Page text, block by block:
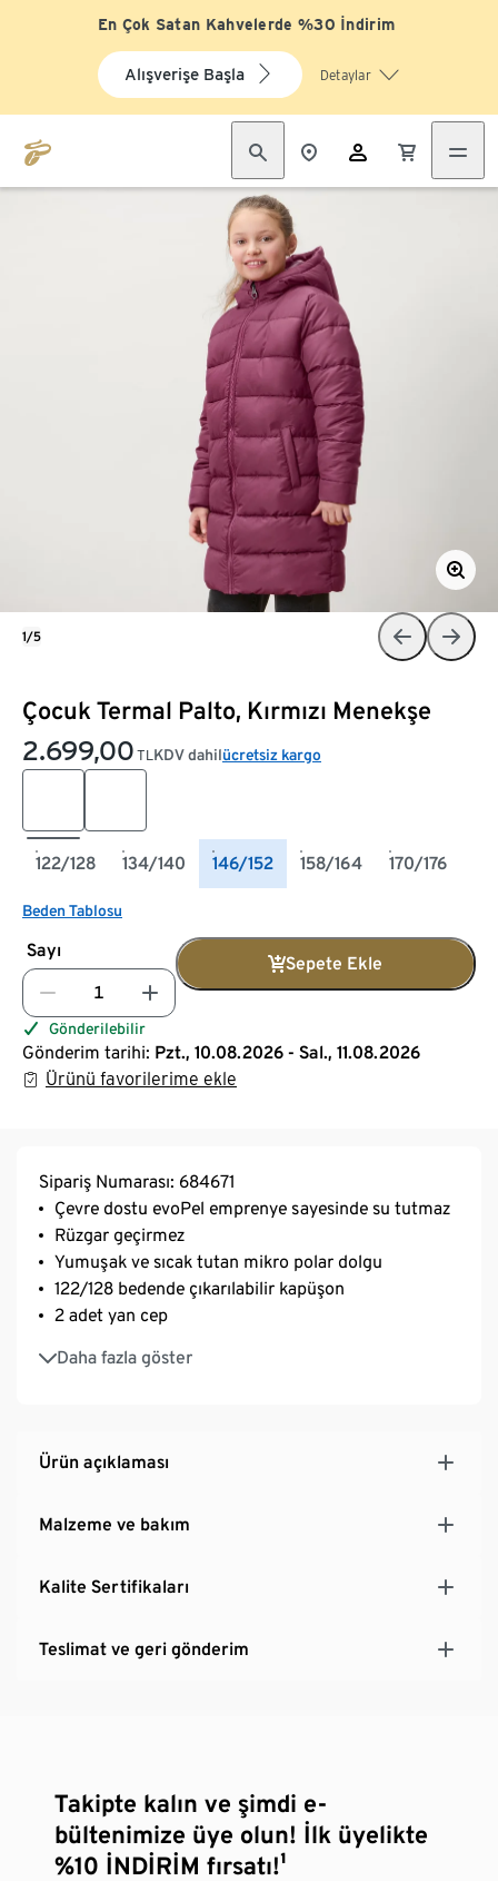
En Çok Satan Kahvelerde %30 İndirim
Alışverişe Başla Detaylar
Çocuk Termal Palto, Kırmızı Menekşe
2.699,00 TL KDV dahilücretsiz kargo
122/128 134/140 146/152 158/164 170/176
Beden Tablosu
Sayı
Sepete Ekle
Gönderilebilir
Gönderim tarihi: Pzt., 10.08.2026 - Sal., 11.08.2026
Ürünü favorilerime ekle
1/5
Sipariş Numarası: 684671
Çevre dostu evoPel emprenye sayesinde su tutmaz
Rüzgar geçirmez
Yumuşak ve sıcak tutan mikro polar dolgu
122/128 bedende çıkarılabilir kapüşon
2 adet yan cep
Daha fazla göster
Yumuşak ribanalı bilek kısımları
122/128 ve 134/140 bedenlerde yazılabilir isimlik
Ürün açıklaması
Malzeme ve bakım
Kalite Sertifikaları
Teslimat ve geri gönderim
Takipte kalın ve şimdi e-
bültenimize üye olun! İlk üyelikte
%10 İNDİRİM fırsatı!¹